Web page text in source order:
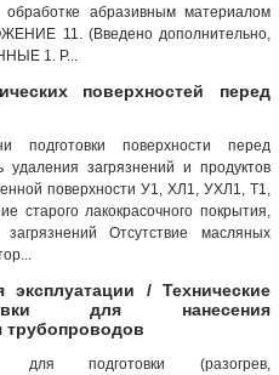
обработке абразивным материалом
11. (Введено дополнительно,
1. Р...
поверхностей перед
подготовки поверхности перед
загрязнений и продуктов
поверхности У1, ХЛ1, УХЛ1, T1,
лакокрасочного покрытия,
Отсутствие масляных
/ Технические
для нанесения
трубопроводов
для подготовки (разогрев,